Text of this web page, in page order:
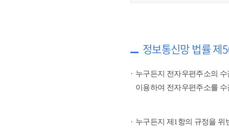
정보통신망 법률 제
누구든지 전자우편주소의
이용하여 전자우편주소를
누구든지 제1항의 규정을 위